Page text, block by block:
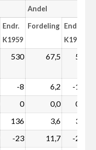
Andel
Endr.
K1959
Fordeling Endr.
K1959
530 67,5 5,2
-8 6,2 -1,3
0 0,0 0,0
136 3,6 3,6
-23 11,7 -2,6